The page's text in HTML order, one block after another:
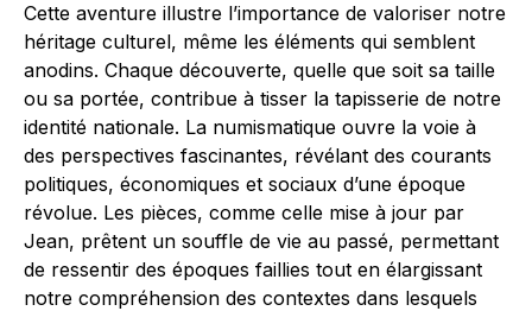
Cette aventure illustre l’importance de valoriser notre
héritage culturel, même les éléments qui semblent
anodins. Chaque découverte, quelle que soit sa taille
ou sa portée, contribue à tisser la tapisserie de notre
identité nationale. La numismatique ouvre la voie à
des perspectives fascinantes, révélant des courants
politiques, économiques et sociaux d’une époque
révolue. Les pièces, comme celle mise à jour par
Jean, prêtent un souffle de vie au passé, permettant
de ressentir des époques faillies tout en élargissant
notre compréhension des contextes dans lesquels